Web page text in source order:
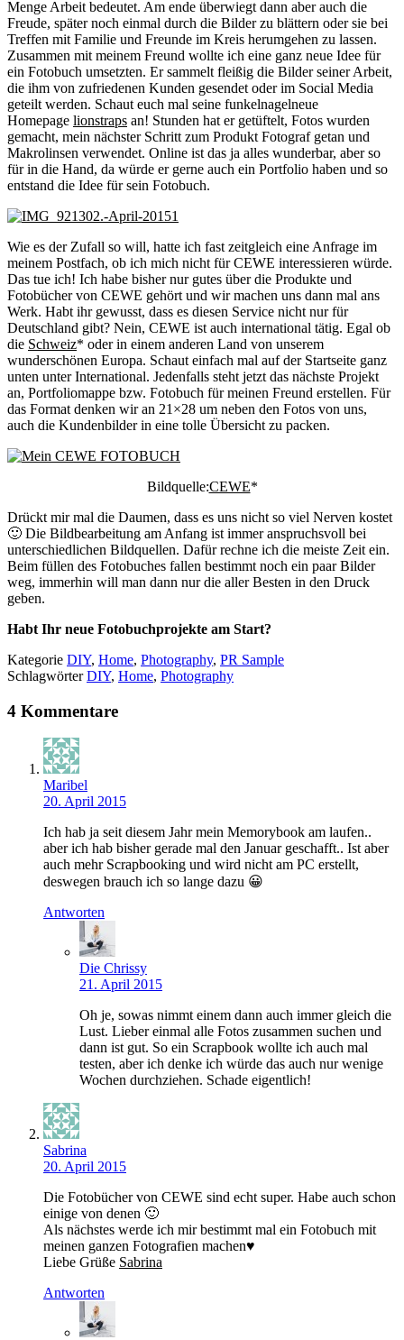
Menge Arbeit bedeutet. Am ende überwiegt dann aber auch die
Freude, später noch einmal durch die Bilder zu blättern oder sie bei
Treffen mit Familie und Freunde im Kreis herumgehen zu lassen.
Zusammen mit meinem Freund wollte ich eine ganz neue Idee für
ein Fotobuch umsetzten. Er sammelt fleißig die Bilder seiner Arbeit,
die ihm von zufriedenen Kunden gesendet oder im Social Media
geteilt werden. Schaut euch mal seine funkelnagelneue
Homepage lionstraps an! Stunden hat er getüftelt, Fotos wurden
gemacht, mein nächster Schritt zum Produkt Fotograf getan und
Makrolinsen verwendet. Online ist das ja alles wunderbar, aber so
für in die Hand, da würde er gerne auch ein Portfolio haben und so
entstand die Idee für sein Fotobuch.
Wie es der Zufall so will, hatte ich fast zeitgleich eine Anfrage im
meinem Postfach, ob ich mich nicht für CEWE interessieren würde.
Das tue ich! Ich habe bisher nur gutes über die Produkte und
Fotobücher von CEWE gehört und wir machen uns dann mal ans
Werk. Habt ihr gewusst, dass es diesen Service nicht nur für
Deutschland gibt? Nein, CEWE ist auch international tätig. Egal ob
die Schweiz* oder in einem anderen Land von unserem
wunderschönen Europa. Schaut einfach mal auf der Startseite ganz
unten unter International. Jedenfalls steht jetzt das nächste Projekt
an, Portfoliomappe bzw. Fotobuch für meinen Freund erstellen. Für
das Format denken wir an 21×28 um neben den Fotos von uns,
auch die Kundenbilder in eine tolle Übersicht zu packen.
Bildquelle:CEWE*
Drückt mir mal die Daumen, dass es uns nicht so viel Nerven kostet
🙂 Die Bildbearbeitung am Anfang ist immer anspruchsvoll bei
unterschiedlichen Bildquellen. Dafür rechne ich die meiste Zeit ein.
Beim füllen des Fotobuches fallen bestimmt noch ein paar Bilder
weg, immerhin will man dann nur die aller Besten in den Druck
geben.
Habt Ihr neue Fotobuchprojekte am Start?
Kategorie DIY, Home, Photography, PR Sample
SchlagwörterDIY, Home, Photography
4 Kommentare
Maribel
20. April 2015
Ich hab ja seit diesem Jahr mein Memorybook am laufen..
aber ich hab bisher gerade mal den Januar geschafft.. Ist aber
auch mehr Scrapbooking und wird nicht am PC erstellt,
deswegen brauch ich so lange dazu 😀
Antworten
Die Chrissy
21. April 2015
Oh je, sowas nimmt einem dann auch immer gleich die
Lust. Lieber einmal alle Fotos zusammen suchen und
dann ist gut. So ein Scrapbook wollte ich auch mal
testen, aber ich denke ich würde das auch nur wenige
Wochen durchziehen. Schade eigentlich!
Sabrina
20. April 2015
Die Fotobücher von CEWE sind echt super. Habe auch schon
einige von denen 🙂
Als nächstes werde ich mir bestimmt mal ein Fotobuch mit
meinen ganzen Fotografien machen♥
Liebe Grüße Sabrina
Antworten